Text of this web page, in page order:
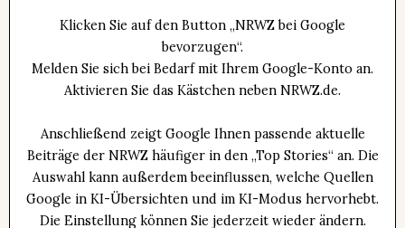
Klicken Sie auf den Button „NRWZ bei Google
bevorzugen“.
Melden Sie sich bei Bedarf mit Ihrem Google-Konto an.
Aktivieren Sie das Kästchen neben NRWZ.de.
Anschließend zeigt Google Ihnen passende aktuelle
Beiträge der NRWZ häufiger in den „Top Stories“ an. Die
Auswahl kann außerdem beeinflussen, welche Quellen
Google in KI-Übersichten und im KI-Modus hervorhebt.
Die Einstellung können Sie jederzeit wieder ändern.